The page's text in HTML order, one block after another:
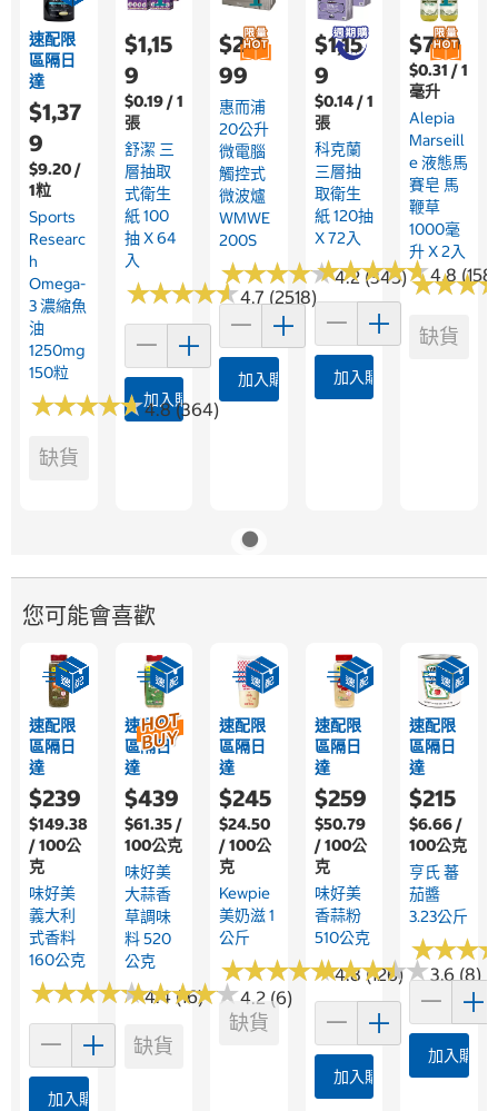
速配限
區隔日
達
$1,37
9
$9.20 /
1粒
Sports
Researc
H
Omega-
3 濃縮魚
油
1250mg
150粒
★★★★★
★★★★★4.8 (364)
缺貨
$1,15
9
$0.19 / 1
張
舒潔 三
層抽取
式衛生
紙 100
抽 X 64
入
★★★★★
★★★★★4.7 (2518)
加入購物車
$2,4
99
惠而浦
20公升
微電腦
觸控式
微波爐
WMWE
200S
★★★★★
★★★★★4.2 (345)
加入購物車
$1,15
9
$0.14 / 1
張
科克蘭
三層抽
取衛生
紙 120抽
X 72入
★★★★★
★★★★★4.8
加入購物車
$779
$0.31 / 1
毫升
Alepia
Marseill
E 液態馬
賽皂 馬
鞭草
1000毫
升 X 2入
★★★
★★★
缺貨
您可能會喜歡
速配限
區隔日
達
$239
$149.38
/ 100公
克
味好美
義大利
式香料
160公克
★★★★★
★★★★★4.4 (16)
加入購物車
速配限
區隔日
達
$439
$61.35 /
100公克
味好美
大蒜香
草調味
料 520
公克
★★★★★
★★★★★4.2 (6)
缺貨
速配限
區隔日
達
$245
$24.50
/ 100公
克
Kewpie
美奶滋 1
公斤
★★★★★
★★★★★4.8 (126)
缺貨
速配限
區隔日
達
$259
$50.79
/ 100公
克
味好美
香蒜粉
510公克
★★★★★
★★★★★3.6 (8)
加入購物車
速配限
區隔日
達
$215
$6.66 /
100公克
亨氏 蕃
茄醬
3.23公斤
★★★
★★★
加入購物